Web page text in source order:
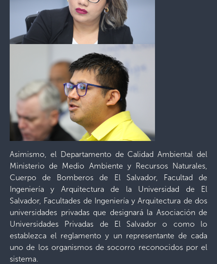
Asimismo, el Departamento de Calidad Ambiental del
Ministerio de Medio Ambiente y Recursos Naturales,
Cuerpo de Bomberos de El Salvador, Facultad de
Ingeniería y Arquitectura de la Universidad de El
Salvador, Facultades de Ingeniería y Arquitectura de dos
universidades privadas que designará la Asociación de
Universidades Privadas de El Salvador o como lo
establezca el reglamento y un representante de cada
uno de los organismos de socorro reconocidos por el
sistema.